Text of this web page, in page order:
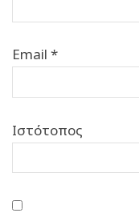
Email *
Ιστότοπος